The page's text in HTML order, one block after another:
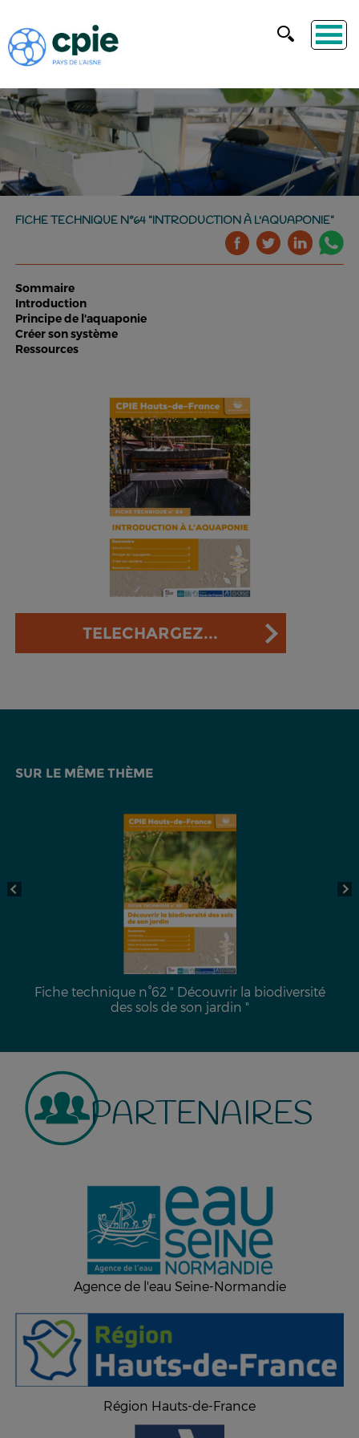
FICHE TECHNIQUE N°64 "INTRODUCTION À L'AQUAPONIE"
Sommaire
Introduction
Principe de l'aquaponie
Créer son système
Ressources
TELECHARGEZ...
SUR LE MÊME THÈME
Fiche technique n°62 " Découvrir la biodiversité
des sols de son jardin "
PARTENAIRES
Agence de l'eau Seine-Normandie
Région Hauts-de-France